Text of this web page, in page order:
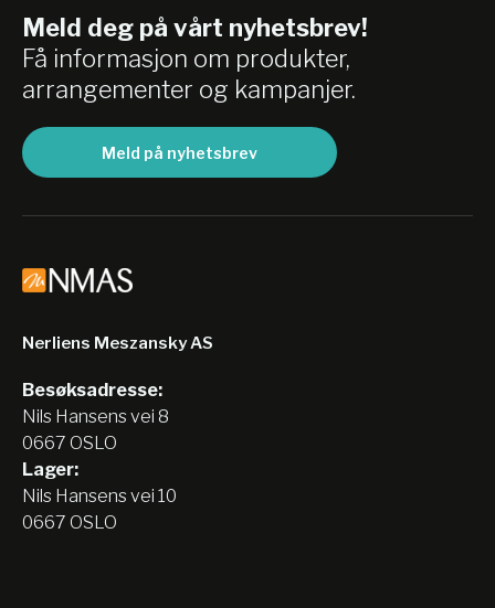
Meld deg på vårt nyhetsbrev!
Få informasjon om produkter,
arrangementer og kampanjer.
Meld på nyhetsbrev
Nerliens Meszansky AS
Besøksadresse:
Nils Hansens vei 8
0667 OSLO
Lager:
Nils Hansens vei 10
0667 OSLO